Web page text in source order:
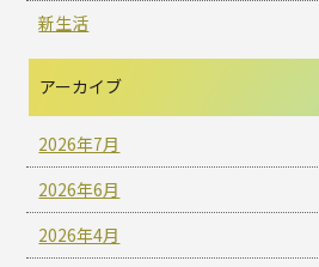
新生活
アーカイブ
2026年7月
2026年6月
2026年4月